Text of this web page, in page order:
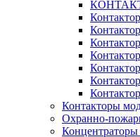
Контакторы
Охранно-
Концентраторы